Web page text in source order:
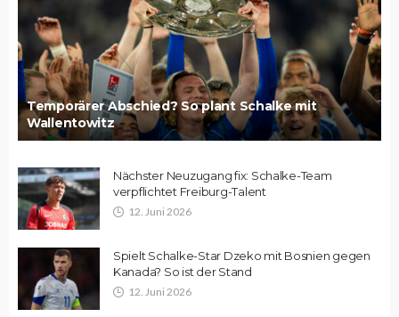
Temporärer Abschied? So plant Schalke mit
Wallentowitz
Nächster Neuzugang fix: Schalke-Team
verpflichtet Freiburg-Talent
12. Juni 2026
Spielt Schalke-Star Dzeko mit Bosnien gegen
Kanada? So ist der Stand
12. Juni 2026